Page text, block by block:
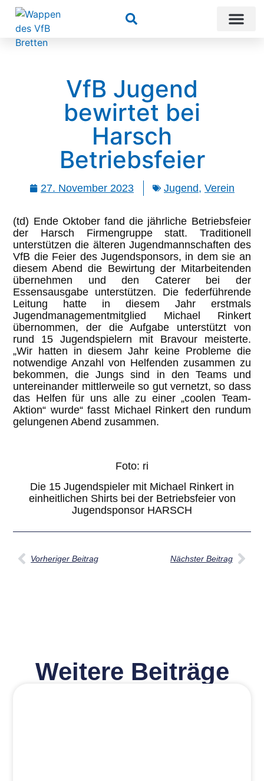
Suchen
VfB Jugend
bewirtet bei
Harsch
Betriebsfeier
27. November 2023 Jugend, Verein
(td) Ende Oktober fand die jährliche Betriebsfeier
der Harsch Firmengruppe statt. Traditionell
unterstützen die älteren Jugendmannschaften des
VfB die Feier des Jugendsponsors, in dem sie an
diesem Abend die Bewirtung der Mitarbeitenden
übernehmen und den Caterer bei der
Essensausgabe unterstützen. Die federführende
Leitung hatte in diesem Jahr erstmals
Jugendmanagementmitglied Michael Rinkert
übernommen, der die Aufgabe unterstützt von
rund 15 Jugendspielern mit Bravour meisterte.
„Wir hatten in diesem Jahr keine Probleme die
notwendige Anzahl von Helfenden zusammen zu
bekommen, die Jungs sind in den Teams und
untereinander mittlerweile so gut vernetzt, so dass
das Helfen für uns alle zu einer „coolen Team-
Aktion“ wurde“ fasst Michael Rinkert den rundum
gelungenen Abend zusammen.
Foto: ri
Die 15 Jugendspieler mit Michael Rinkert in
einheitlichen Shirts bei der Betriebsfeier von
Jugendsponsor HARSCH
Vorheriger Beitrag Nächster Beitrag
Weitere Beiträge